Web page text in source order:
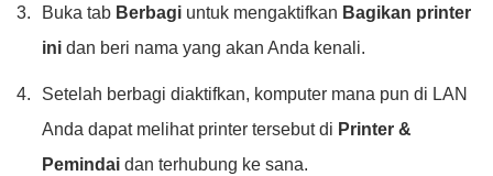
Buka tab Berbagi untuk mengaktifkan Bagikan printer
ini dan beri nama yang akan Anda kenali.
Setelah berbagi diaktifkan, komputer mana pun di LAN
Anda dapat melihat printer tersebut di Printer &
Pemindai dan terhubung ke sana.